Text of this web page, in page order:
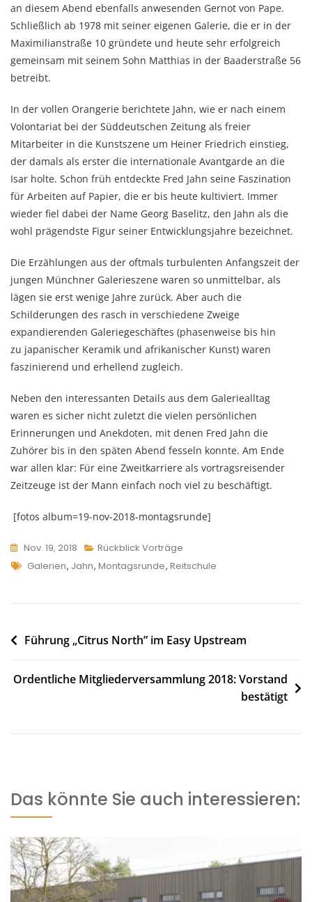
an diesem Abend ebenfalls anwesenden Gernot von Pape.
Schließlich ab 1978 mit seiner eigenen Galerie, die er in der
Maximilianstraße 10 gründete und heute sehr erfolgreich
gemeinsam mit seinem Sohn Matthias in der Baaderstraße 56
betreibt.
In der vollen Orangerie berichtete Jahn, wie er nach einem
Volontariat bei der Süddeutschen Zeitung als freier
Mitarbeiter in die Kunstszene um Heiner Friedrich einstieg,
der damals als erster die internationale Avantgarde an die
Isar holte. Schon früh entdeckte Fred Jahn seine Faszination
für Arbeiten auf Papier, die er bis heute kultiviert. Immer
wieder fiel dabei der Name Georg Baselitz, den Jahn als die
wohl prägendste Figur seiner Entwicklungsjahre bezeichnet.
Die Erzählungen aus der oftmals turbulenten Anfangszeit der
jungen Münchner Galerieszene waren so unmittelbar, als
lägen sie erst wenige Jahre zurück. Aber auch die
Schilderungen des rasch in verschiedene Zweige
expandierenden Galeriegeschäftes (phasenweise bis hin
zu japanischer Keramik und afrikanischer Kunst) waren
faszinierend und erhellend zugleich.
Neben den interessanten Details aus dem Galeriealltag
waren es sicher nicht zuletzt die vielen persönlichen
Erinnerungen und Anekdoten, mit denen Fred Jahn die
Zuhörer bis in den späten Abend fesseln konnte. Am Ende
war allen klar: Für eine Zweitkarriere als vortragsreisender
Zeitzeuge ist der Mann einfach noch viel zu beschäftigt.
[fotos album=19-nov-2018-montagsrunde]
Nov. 19, 2018
Rückblick Vorträge
Tags
Galerien, Jahn, Montagsrunde, Reitschule
Beitragsnavigation
Führung „Citrus North” im Easy Upstream
Ordentliche Mitgliederversammlung 2018: Vorstand
bestätigt
Das könnte Sie auch interessieren: